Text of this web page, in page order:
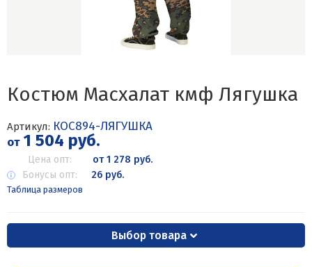
Костюм Масхалат кмф Лягушка
Артикул: КОС894-ЛЯГУШКА
от1 504 руб.
Цена опт:
от 1 278 руб.
Бонусы опт:
26 руб.
Таблица размеров
Выбор товара